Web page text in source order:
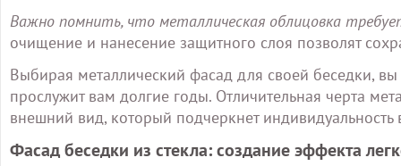
Важно помнить, что металлическая облицовка
очищение и нанесение защитного слоя позволят
Выбирая металлический фасад для своей беседки,
прослужит вам долгие годы. Отличительная черта
внешний вид, который подчеркнет
Фасад беседки из стекла: создание эффекта